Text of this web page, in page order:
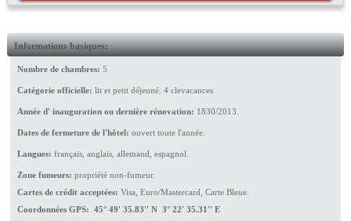
Informations basiques:
Nombre de chambres: 5
Catégorie officielle: lit et petit déjeuné. 4 clevacances
Année d' inauguration ou dernière rénovation: 1830/2013.
Dates de fermeture de l'hôtel: ouvert toute l'année.
Langues: français, anglais, allemand, espagnol.
Zone fumeurs: propriété non-fumeur.
Cartes de crédit acceptées: Visa, Euro/Mastercard, Carte Bleue.
Coordonnées GPS: 45° 49' 35.83'' N 3° 22' 35.31'' E